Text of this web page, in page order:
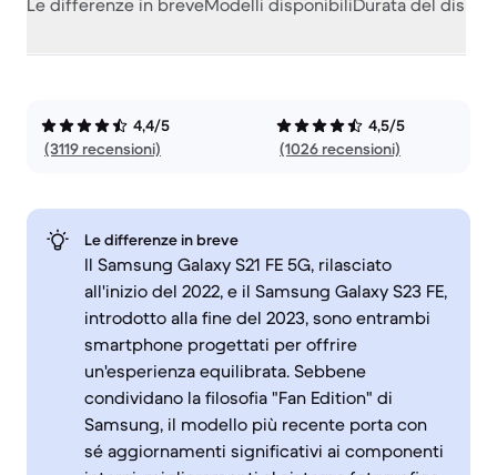
Le differenze in breveModelli disponibiliDurata del
4,4/5
(3119 recensioni)
4,5/5
(1026 recensioni)
Le differenze in breve
Il Samsung Galaxy S21 FE 5G, rilasciato
all'inizio del 2022, e il Samsung Galaxy S23 FE,
introdotto alla fine del 2023, sono entrambi
smartphone progettati per offrire
un'esperienza equilibrata. Sebbene
condividano la filosofia "Fan Edition" di
Samsung, il modello più recente porta con
sé aggiornamenti significativi ai componenti